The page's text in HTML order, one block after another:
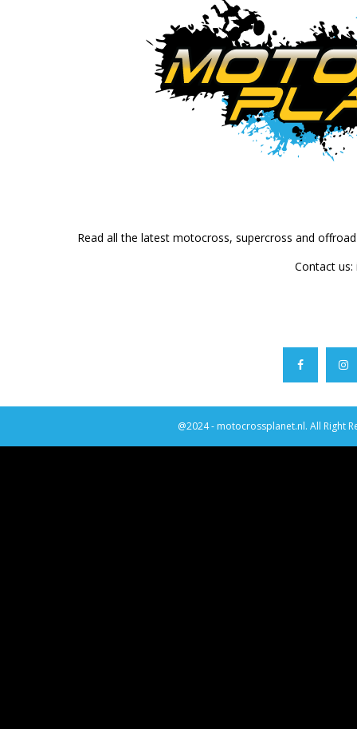
Read all the latest motocross, supercross and
Contact us:
@2024 - motocrossplanet.nl. All Right